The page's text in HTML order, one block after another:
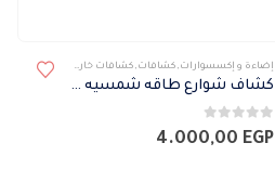
إضاءة و إكسسوارات , كشافات , كشافات خارجى كشافات
كشاف شوارع طاقه شمسيه فيليبس
0من 5 4.000,00 EGP